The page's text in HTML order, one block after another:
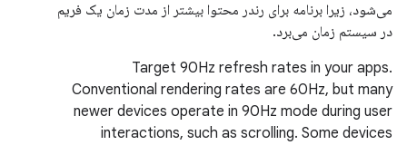
می‌شود، زیرا برنامه برای رندر محتوا بیشتر از مدت زمان یک فریم
در سیستم زمان می‌برد.
Target 90Hz refresh rates in your apps.
Conventional rendering rates are 60Hz, but many
newer devices operate in 90Hz mode during user
interactions, such as scrolling. Some devices